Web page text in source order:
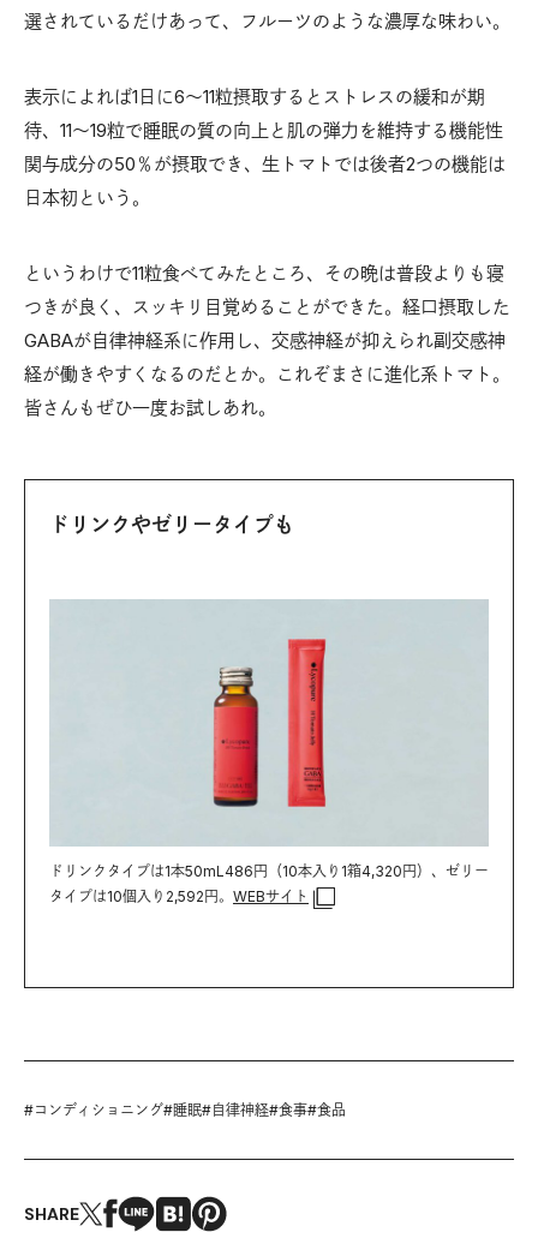
選されているだけあって、フルーツのような濃厚な味わい。
表示によれば1日に6～11粒摂取するとストレスの緩和が期
待、11～19粒で睡眠の質の向上と肌の弾力を維持する機能性
関与成分の50％が摂取でき、生トマトでは後者2つの機能は
日本初という。
というわけで11粒食べてみたところ、その晩は普段よりも寝
つきが良く、スッキリ目覚めることができた。経口摂取した
GABAが自律神経系に作用し、交感神経が抑えられ副交感神
経が働きやすくなるのだとか。これぞまさに進化系トマト。
皆さんもぜひ一度お試しあれ。
ドリンクやゼリータイプも
ドリンクタイプは1本50mL486円（10本入り1箱4,320円）、ゼリー
タイプは10個入り2,592円。 WEBサイト
#コンディショニング#睡眠#自律神経#食事#食品
SHARE